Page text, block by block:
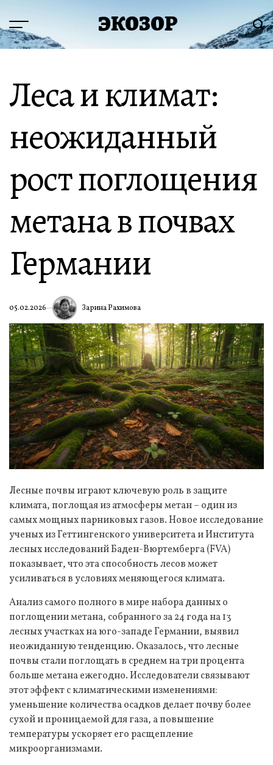
содержимому
Меню ЭКОЗОР
Леса и климат:
неожиданный
рост поглощения
метана в почвах
Германии
05.02.2026 Зарина Рахимова
Лесные почвы играют ключевую роль в защите
климата, поглощая из атмосферы метан – один из
самых мощных парниковых газов. Новое исследование
ученых из Геттингенского университета и Института
лесных исследований Баден-Вюртемберга (FVA)
показывает, что эта способность лесов может
усиливаться в условиях меняющегося климата.
Анализ самого полного в мире набора данных о
поглощении метана, собранного за 24 года на 13
лесных участках на юго-западе Германии, выявил
неожиданную тенденцию. Оказалось, что лесные
почвы стали поглощать в среднем на три процента
больше метана ежегодно. Исследователи связывают
этот эффект с климатическими изменениями:
уменьшение количества осадков делает почву более
сухой и проницаемой для газа, а повышение
температуры ускоряет его расщепление
микроорганизмами.